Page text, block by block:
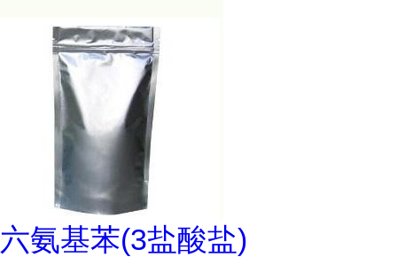
六氨基苯(3盐酸盐)